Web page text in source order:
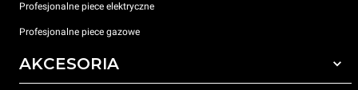
Profesjonalne piece elektryczne
Profesjonalne piece gazowe
AKCESORIA